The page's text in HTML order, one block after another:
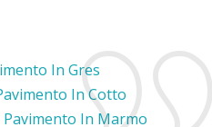
In Gres
In Cotto
In Marmo